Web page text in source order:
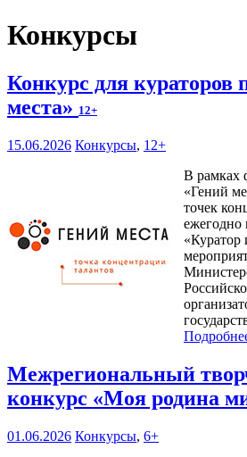
Конкурсы
Конкурс для кураторов
места» 12+
15.06.2026 Конкурсы, 12+
В рамках
«Гений
точек
ежегодно
«Куратор
Межрегиональный
конкурс «Моя родина
01.06.2026 Конкурсы, 6+